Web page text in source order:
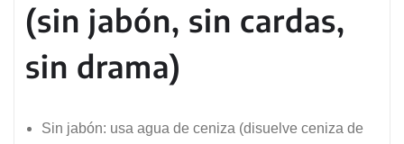
(sin jabón, sin cardas,
sin drama)
Sin jabón: usa agua de ceniza (disuelve ceniza de